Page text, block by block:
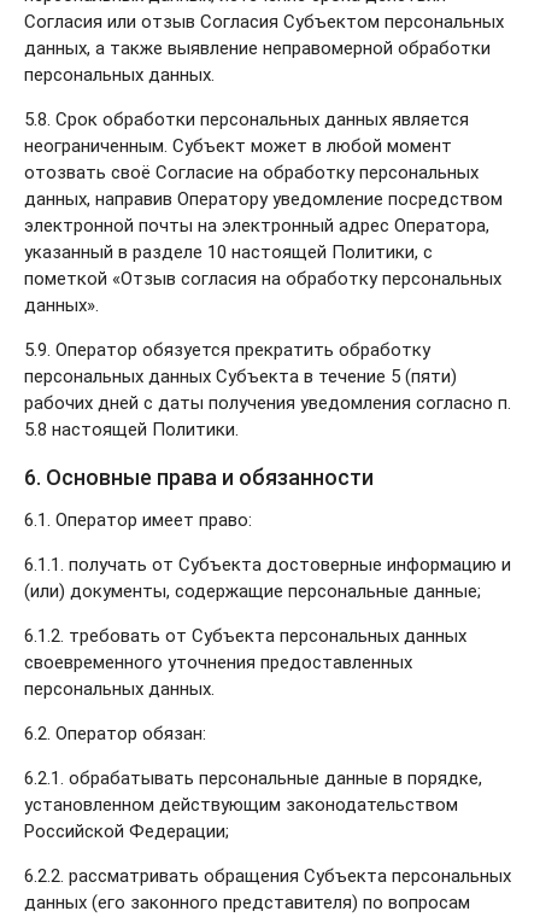
Согласия или отзыв Согласия Субъектом персональных
данных, а также выявление неправомерной обработки
персональных данных.
5.8. Срок обработки персональных данных является
неограниченным. Субъект может в любой момент
отозвать своё Согласие на обработку персональных
данных, направив Оператору уведомление посредством
электронной почты на электронный адрес Оператора,
указанный в разделе 10 настоящей Политики, с
пометкой «Отзыв согласия на обработку персональных
данных».
5.9. Оператор обязуется прекратить обработку
персональных данных Субъекта в течение 5 (пяти)
рабочих дней с даты получения уведомления согласно п.
5.8 настоящей Политики.
6. Основные права и обязанности
6.1. Оператор имеет право:
6.1.1. получать от Субъекта достоверные информацию и
(или) документы, содержащие персональные данные;
6.1.2. требовать от Субъекта персональных данных
своевременного уточнения предоставленных
персональных данных.
6.2. Оператор обязан:
6.2.1. обрабатывать персональные данные в порядке,
установленном действующим законодательством
Российской Федерации;
6.2.2. рассматривать обращения Субъекта персональных
данных (его законного представителя) по вопросам